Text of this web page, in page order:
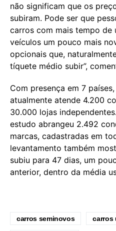
não significam que os
subiram. Pode ser que
carros com mais tempo de
veículos um pouco mais
opcionais que,
tíquete médio subir”,
Com presença em 7
atualmente atende 4.200
30.000 lojas
estudo abrangeu 2.492
marcas, cadastradas em
levantamento também
subiu para 47 dias, um
anterior, dentro da média
carros seminovos carros